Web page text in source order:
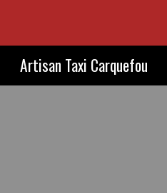
Artisan Taxi Carquefou